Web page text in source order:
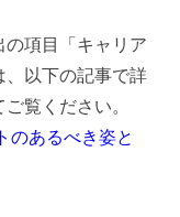
の項目「キャリア
、以下の記事で詳
覧ください。
のあるべき姿と